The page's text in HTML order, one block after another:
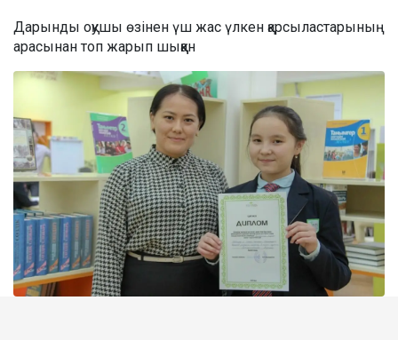
Дарынды оқушы өзінен үш жас үлкен қарсыластарының
арасынан топ жарып шыққан